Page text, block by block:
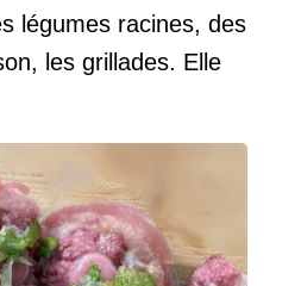
légumes racines, des
les grillades. Elle